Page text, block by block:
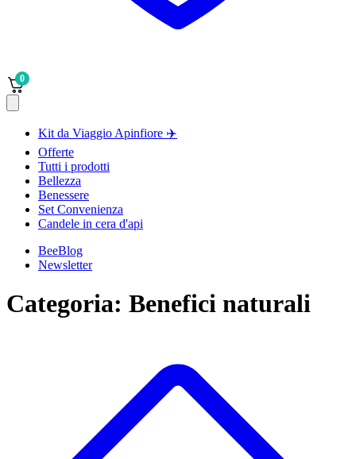
0
Kit da Viaggio Apinfiore ✈️
Offerte
Tutti i prodotti
Bellezza
Benessere
Set Convenienza
Candele in cera d'api
BeeBlog
Newsletter
Categoria: Benefici naturali